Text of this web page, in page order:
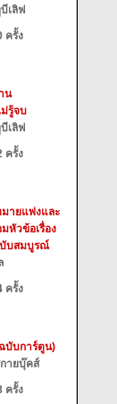
เลิฟ
ครั้ง
น
รู้จบ
เลิฟ
ครั้ง
ายแพ่งและ
หัวข้อเรื่อง
บสมบูรณ์
ครั้ง
บับการ์ตูน)
ายบุ๊คส์
ครั้ง